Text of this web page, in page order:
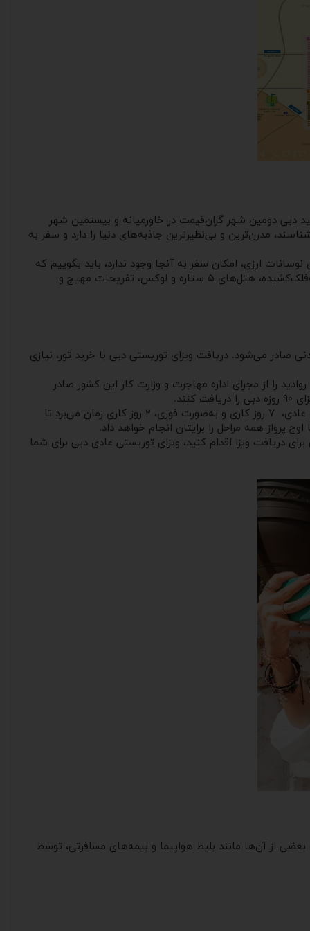
دبی دومین شهر گران‌قیمت در خاورمیانه و بیستمین شهر
مدرن‌ترین و بی‌نظیرترین جاذبه‌های دنیا را دارد و سفر به
ارزی، امکان سفر به آنجا وجود ندارد، باید بگوییم که
عده زیادی از گردشگران به‌ویژه ایرانیان، در سال‌های اخیر دبی را به‌عنوان مقصد توریستی خود انتخاب کرده‌اند. مواردی همچون برج‌های سر‌به‌فلک‌کشیده، هتل‌های ۵ ستاره و لوکس، تفریحات مهیج و
صادر می‌شود. دریافت ویزای توریستی دبی با خرید تور، نیازی
را از مجرای اداره مهاجرت و وزارت کار این کشور صادر
مدت ‌ویزای توریستی در امارات، سه دوره زمانی ۱۴ روزه، یک‌ ماهه و سه‌ ماهه دارد. اگر جهت اخذ ویزای دبی اقدام کرده‌اید، این ویزا به‌صورت عادی، ۷ روز کاری و به‌صورت فوری، ۲ روز کاری زمان می‌برد تا
همه مراحل را برایتان انجام خواهد داد.
دریافت ویزا اقدام کنید، ویزای توریستی عادی دبی برای شما
از آن‌ها مانند بلیط هواپیما و بیمه‌های مسافرتی، توسط